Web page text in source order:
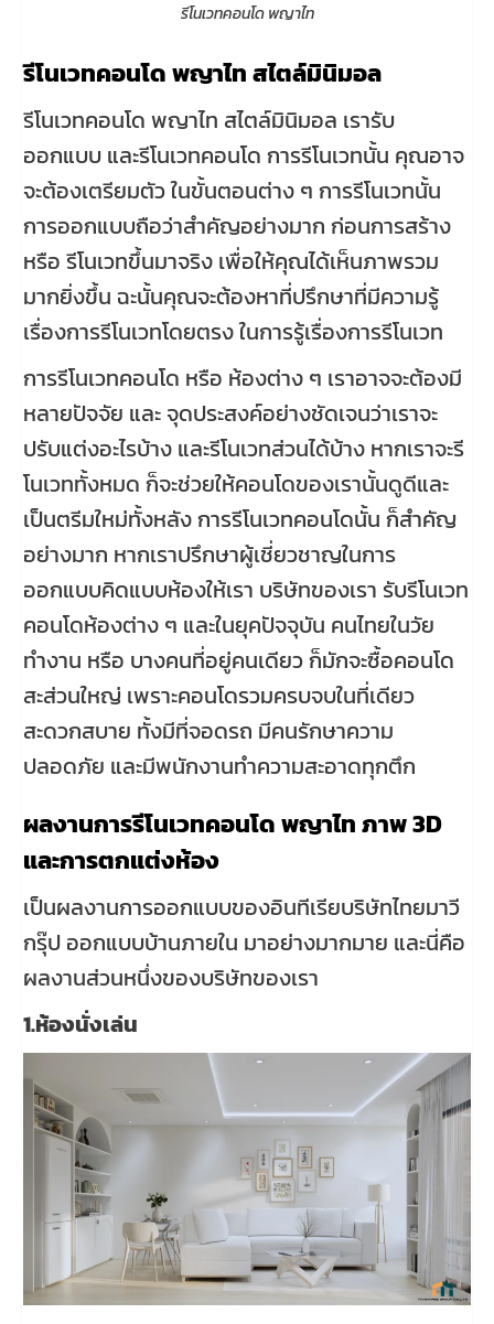
รีโนเวทคอนโด พญาไท
รีโนเวทคอนโด พญาไท สไตล์มินิมอล
รีโนเวทคอนโด พญาไท สไตล์มินิมอล เรารับ
ออกแบบ และรีโนเวทคอนโด การรีโนเวทนั้น คุณอาจ
จะต้องเตรียมตัว ในขั้นตอนต่าง ๆ การรีโนเวทนั้น
การออกแบบถือว่าสำคัญอย่างมาก ก่อนการสร้าง
หรือ รีโนเวทขึ้นมาจริง เพื่อให้คุณได้เห็นภาพรวม
มากยิ่งขึ้น ฉะนั้นคุณจะต้องหาที่ปรึกษาที่มีความรู้
เรื่องการรีโนเวทโดยตรง ในการรู้เรื่องการรีโนเวท
การรีโนเวทคอนโด หรือ ห้องต่าง ๆ เราอาจจะต้องมี
หลายปัจจัย และ จุดประสงค์อย่างชัดเจนว่าเราจะ
ปรับแต่งอะไรบ้าง และรีโนเวทส่วนได้บ้าง หากเราจะรี
โนเวททั้งหมด ก็จะช่วยให้คอนโดของเรานั้นดูดีและ
เป็นตรีมใหม่ทั้งหลัง การรีโนเวทคอนโดนั้น ก็สำคัญ
อย่างมาก หากเราปรึกษาผู้เชี่ยวชาญในการ
ออกแบบคิดแบบห้องให้เรา บริษัทของเรา รับรีโนเวท
คอนโดห้องต่าง ๆ และในยุคปัจจุบัน คนไทยในวัย
ทำงาน หรือ บางคนที่อยู่คนเดียว ก็มักจะซื้อคอนโด
สะส่วนใหญ่ เพราะคอนโดรวมครบจบในที่เดียว
สะดวกสบาย ทั้งมีที่จอดรถ มีคนรักษาความ
ปลอดภัย และมีพนักงานทำความสะอาดทุกตึก
ผลงานการรีโนเวทคอนโด พญาไทภาพ 3D
และการตกแต่งห้อง
เป็นผลงานการออกแบบของอินทีเรียบริษัทไทยมาวี
กรุ๊ป ออกแบบบ้านภายใน มาอย่างมากมาย และนี่คือ
ผลงานส่วนหนึ่งของบริษัทของเรา
1.ห้องนั่งเล่น